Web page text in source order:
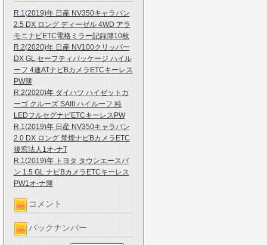
R.1(2019)年 日産 NV350キャラバン
2.5 DX ロング ディーゼル 4WD アラ
モニナビETC電格ミラー記録簿10枚
R.2(2020)年 日産 NV100クリッパー
DX GL セーフティパッケージ ハイル
ーフ 4速ATナビBカメラETCキーレス
PW簿
R.2(2020)年 ダイハツ ハイゼットカ
ーゴ クルーズ SAIII ハイルーフ 純
LEDフルセグナビETCキーレスPW
R.1(2019)年 日産 NV350キャラバン
2.0 DX ロング 禁煙ナビBカメラETC
後窓法人1オ-ナT
R.1(2019)年 トヨタ タウンエースバ
ン 1.5 GL ナビBカメラETCキーレス
PW1オ-ナ簿
コメント
バックナンバー